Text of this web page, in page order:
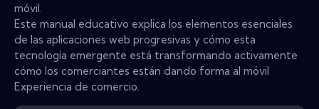
móvil.
Este manual educativo explica los elementos esenciales
de las aplicaciones web progresivas y cómo esta
tecnología emergente está transformando activamente
cómo los comerciantes están dando forma al móvil
Experiencia de comercio.